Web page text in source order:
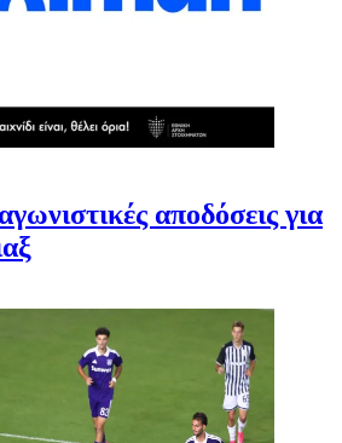
αποδόσεις για